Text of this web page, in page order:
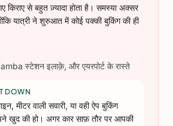
किराए से बहुत ज़्यादा होता है। समस्या अक्सर
यात्री ने शुरुआत में कोई पक्की बुकिंग की ही
स्टेशन इलाक़े, और एयरपोर्ट के रास्ते
DOWN
मीटर वाली सवारी, या वही ऐप बुकिंग
खुद की हो। अगर कार साफ़ तौर पर आपकी